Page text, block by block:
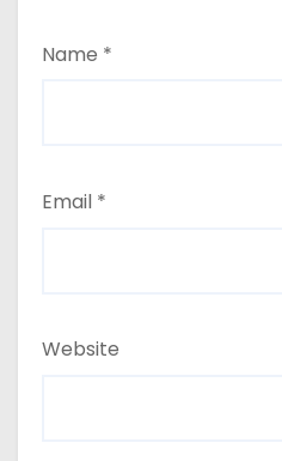
Name *
Email *
Website